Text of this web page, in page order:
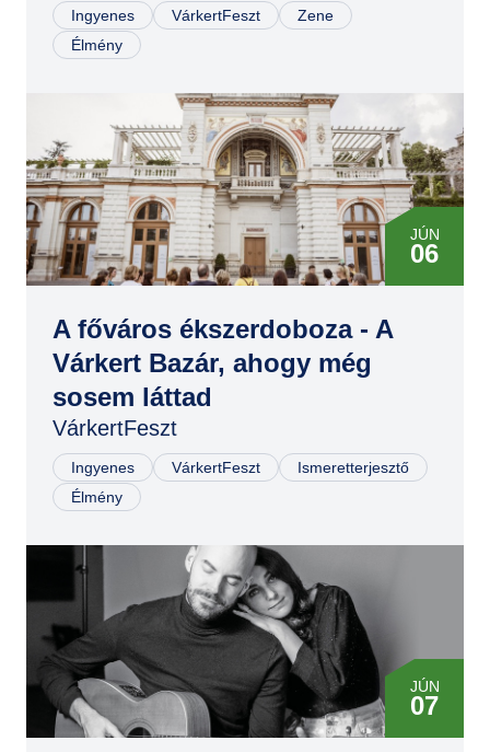
Ingyenes VárkertFeszt
Zene
Élmény
JÚN
06
JÚN
07
A főváros ékszerdoboza - A
Várkert Bazár, ahogy még
sosem láttad
VárkertFeszt
Ingyenes VárkertFeszt
Ismeretterjesztő
Élmény
JÚN
07